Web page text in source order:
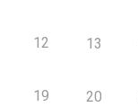
12 13
19 20